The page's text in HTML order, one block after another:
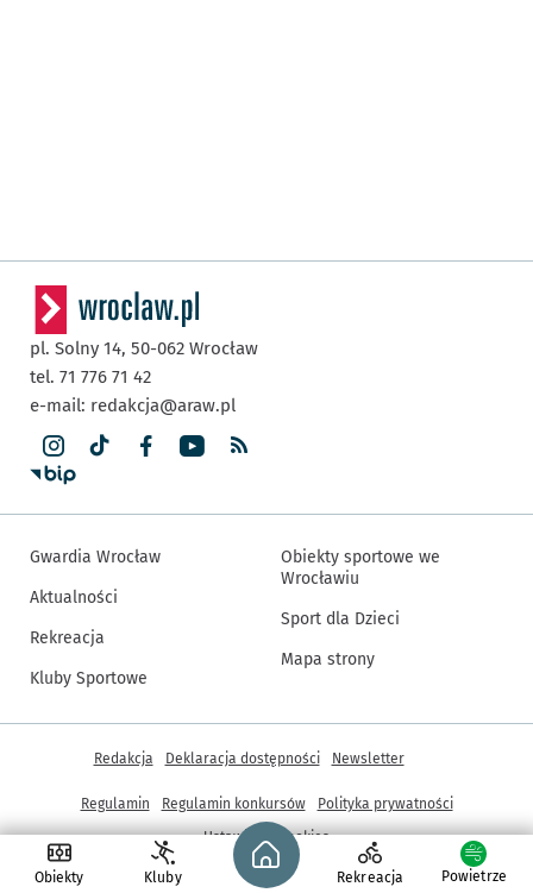
Obiekty Kluby
Strona główna - wroclaw.pl
Rekreacja Powietrze
pl. Solny 14, 50-062 Wrocław
tel. 71 776 71 42
e-mail: redakcja@araw.pl
Gwardia Wrocław
Aktualności
Rekreacja
Kluby Sportowe
Obiekty sportowe we
Wrocławiu
Sport dla Dzieci
Mapa strony
© Copyright 2005-2026, ARAW S.A., Gmina Wrocław
Inne informacje
Redakcja Deklaracja dostępności Newsletter
Regulamin Regulamin konkursów
Polityka prywatności
Ustawienia cookies